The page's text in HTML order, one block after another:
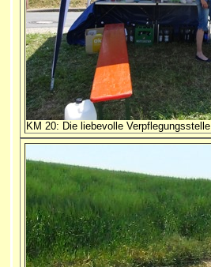
KM 20: Die liebevolle Verpflegungsstelle